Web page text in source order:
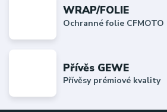
WRAP/FOLIE
Ochranné folie CFMOTO
Přívěs GEWE
Přívěsy prémiové kvality